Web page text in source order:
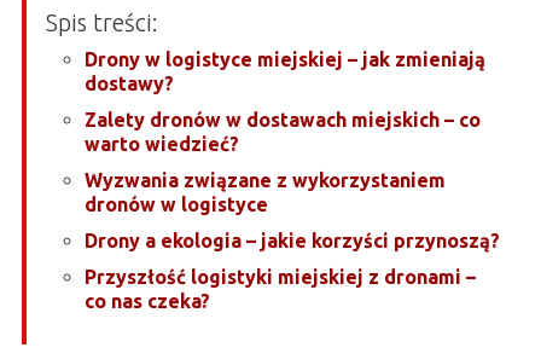
Spis treści:
Drony w logistyce miejskiej – jak zmieniają
dostawy?
Zalety dronów w dostawach miejskich – co
warto wiedzieć?
Wyzwania związane z wykorzystaniem
dronów w logistyce
Drony a ekologia – jakie korzyści przynoszą?
Przyszłość logistyki miejskiej z dronami –
co nas czeka?